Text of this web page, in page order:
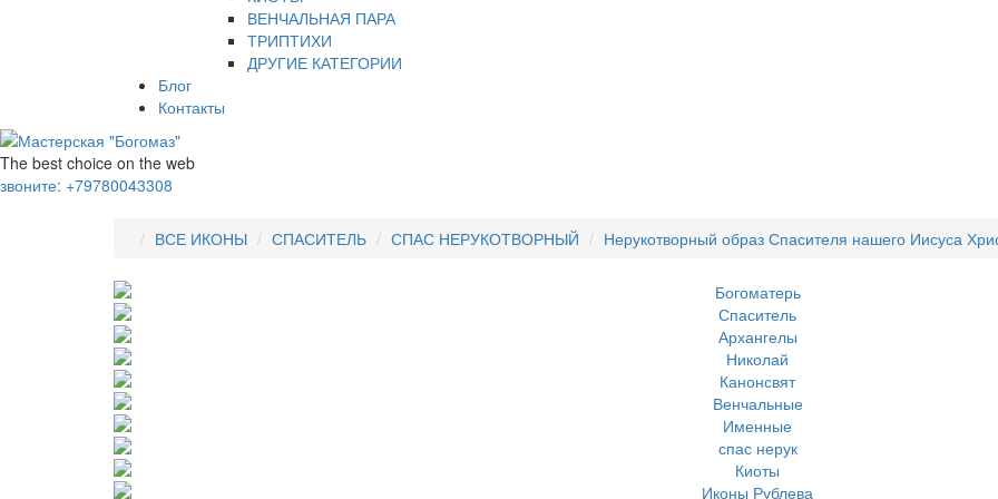
ВЕНЧАЛЬНАЯ ПАРА
ТРИПТИХИ
ДРУГИЕ КАТЕГОРИИ
Блог
Контакты
The best choice on the web
звоните: +79780043308
ВСЕ ИКОНЫ СПАСИТЕЛЬ СПАС НЕРУКОТВОРНЫЙ Нерукотворный образ Спасителя нашего Иисуса